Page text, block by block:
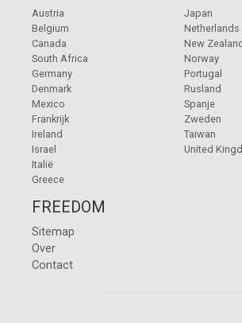
Austria
Belgium
Canada
South Africa
Germany
Denmark
Mexico
Frankrijk
Ireland
Israel
Italië
Greece
Japan
Netherlands
New Zealand
Norway
Portugal
Rusland
Spanje
Zweden
Taiwan
United
FREEDOM
Sitemap
Over
Contact